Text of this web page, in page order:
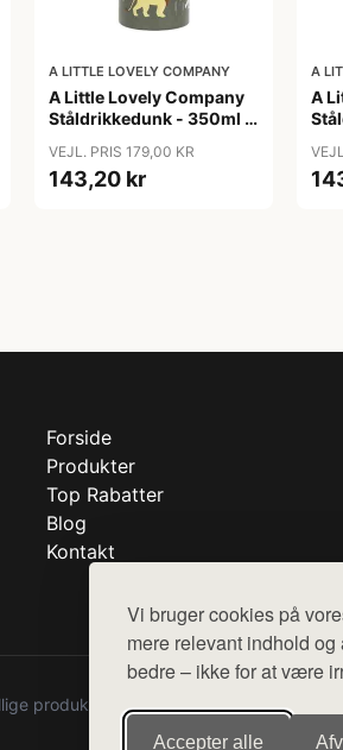
Vi bruger cookies på
mere relevant indhold
bedre – ikke for at være
Accepter alle
A LITTLE LOVELY COMPANY
A Little Lovely Company
Ståldrikkedunk - 350ml -
VEJL. PRIS 179,00 KR
143,20 kr
A
A
Forside
Produkter
Top Rabatter
Blog
Kontakt
produkter fra diverse webshops. Der